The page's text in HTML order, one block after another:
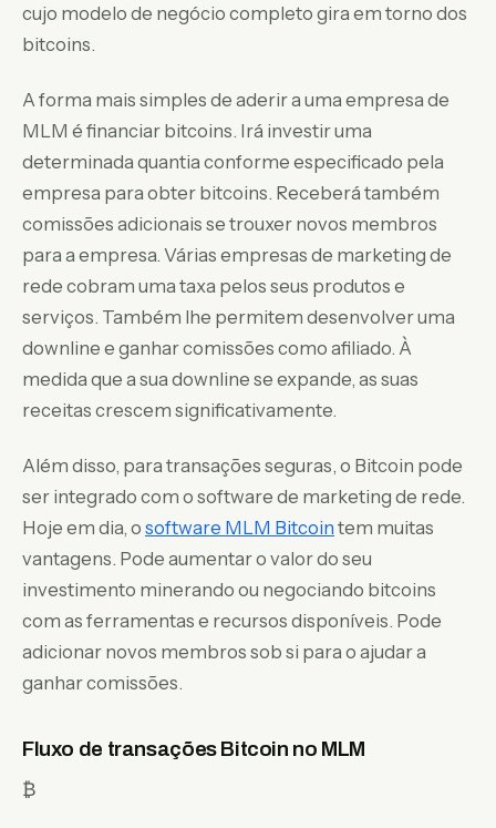
cujo modelo de negócio completo gira em torno dos
bitcoins.
A forma mais simples de aderir a uma empresa de
MLM é financiar bitcoins. Irá investir uma
determinada quantia conforme especificado pela
empresa para obter bitcoins. Receberá também
comissões adicionais se trouxer novos membros
para a empresa. Várias empresas de marketing de
rede cobram uma taxa pelos seus produtos e
serviços. Também lhe permitem desenvolver uma
downline e ganhar comissões como afiliado. À
medida que a sua downline se expande, as suas
receitas crescem significativamente.
Além disso, para transações seguras, o Bitcoin pode
ser integrado com o software de marketing de rede.
Hoje em dia, o software MLM Bitcoin tem muitas
vantagens. Pode aumentar o valor do seu
investimento minerando ou negociando bitcoins
com as ferramentas e recursos disponíveis. Pode
adicionar novos membros sob si para o ajudar a
ganhar comissões.
Fluxo de transações Bitcoin no MLM
₿